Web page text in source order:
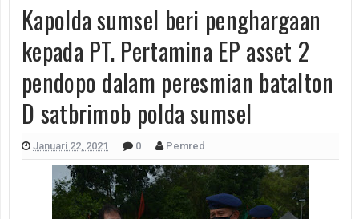
Kapolda sumsel beri penghargaan
kepada PT. Pertamina EP asset 2
pendopo dalam peresmian batalton
D satbrimob polda sumsel
Januari 22, 2021 0 Pemred